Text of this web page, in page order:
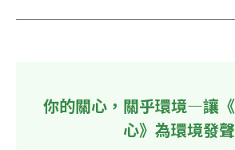
你的關心，關乎環境—讓
心》為環境發聲